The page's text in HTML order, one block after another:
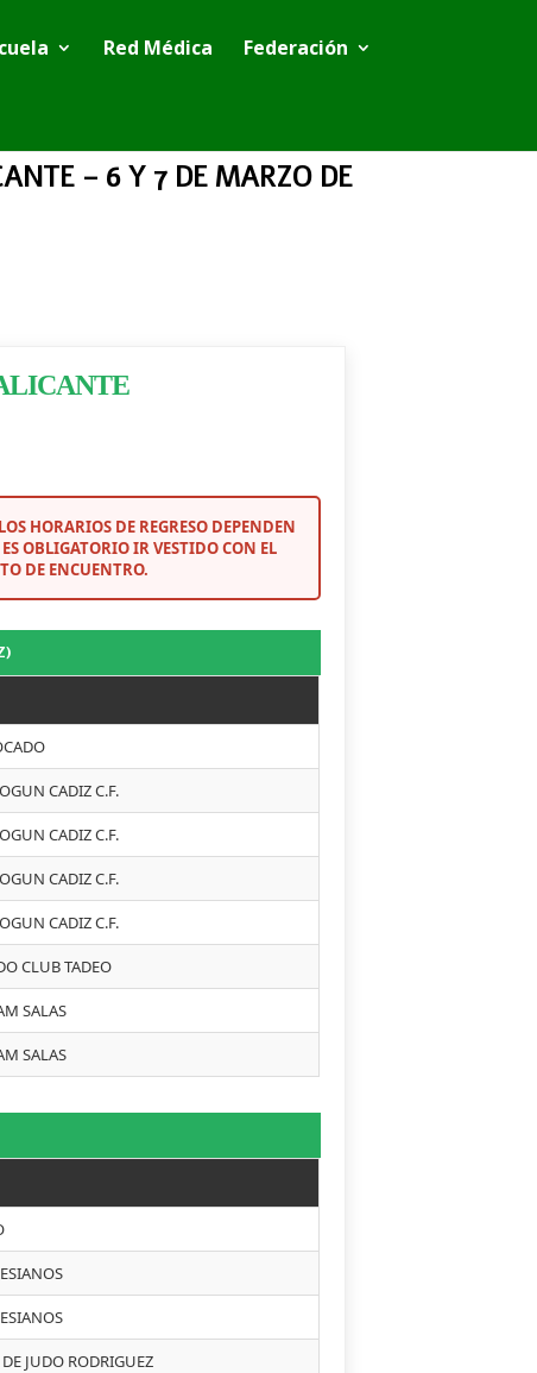
Red Médica Federación
– 6 Y 7 DE MARZO DE
HORARIOS DE REGRESO DEPENDEN
OBLIGATORIO IR VESTIDO CON EL
DE ENCUENTRO.
CADIZ C.F.
CADIZ C.F.
CADIZ C.F.
CADIZ C.F.
CLUB TADEO
SALAS
SALAS
JUDO RODRIGUEZ